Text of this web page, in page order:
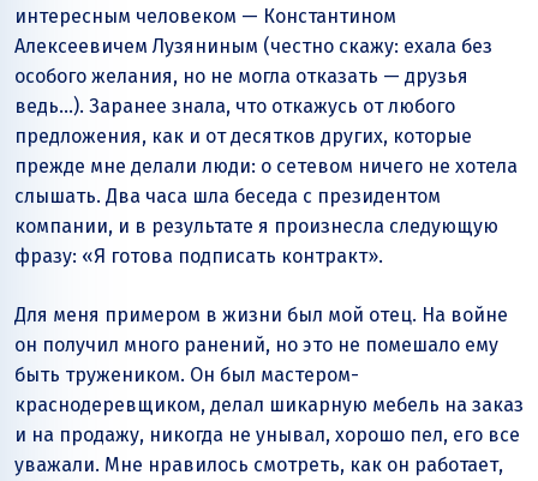
интересным человеком — Константином
Алексеевичем Лузяниным (честно скажу: ехала без
особого желания, но не могла отказать — друзья
ведь…). Заранее знала, что откажусь от любого
предложения, как и от десятков других, которые
прежде мне делали люди: о сетевом ничего не хотела
слышать. Два часа шла беседа с президентом
компании, и в результате я произнесла следующую
фразу: «Я готова подписать контракт».
Для меня примером в жизни был мой отец. На войне
он получил много ранений, но это не помешало ему
быть тружеником. Он был мастером-
краснодеревщиком, делал шикарную мебель на заказ
и на продажу, никогда не унывал, хорошо пел, его все
уважали. Мне нравилось смотреть, как он работает,